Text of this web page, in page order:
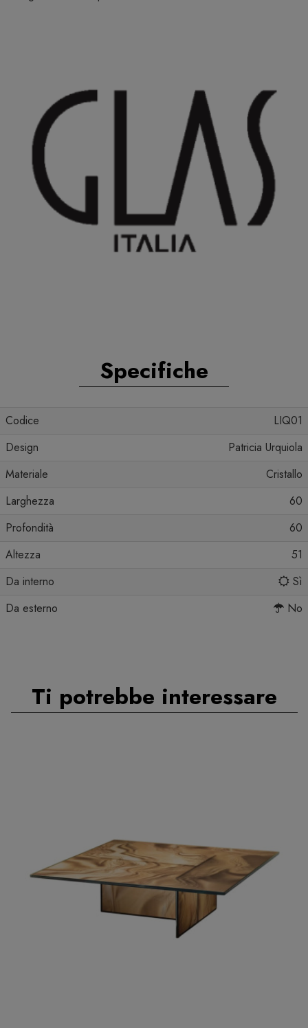
Specifiche
Codice
LIQ01
Design
Patricia Urquiola
Materiale
Cristallo
Larghezza
60
Profondità
60
Altezza
51
Da interno
Sì
Da esterno
No
Ti potrebbe interessare